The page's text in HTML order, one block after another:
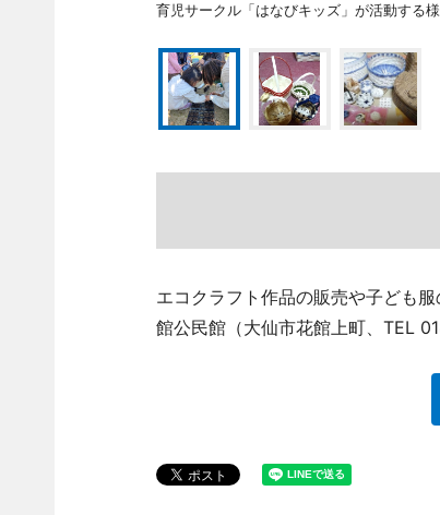
育児サークル「はなびキッズ」が活動する
エコクラフト作品の販売や子ども
館公民館（大仙市花館上町、TEL